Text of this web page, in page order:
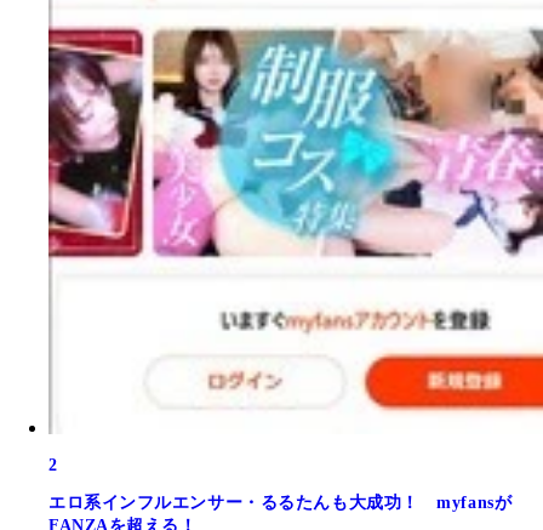
2
エロ系インフルエンサー・るるたんも大成功！ myfansが
FANZAを超える！